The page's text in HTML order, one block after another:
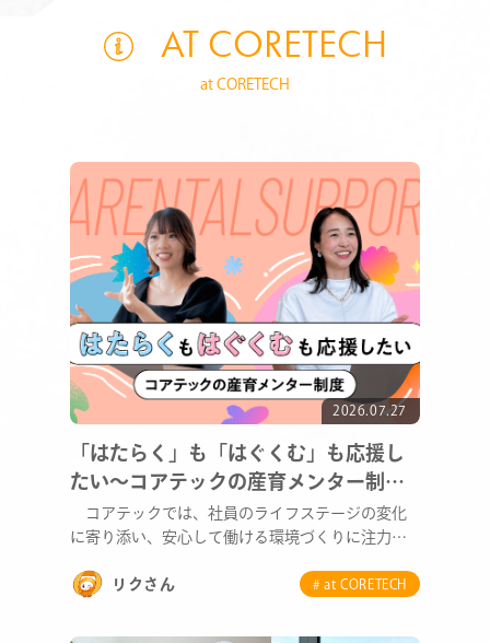
AT CORETECH
at CORETECH
2026.07.27
「はたらく」も「はぐくむ」も応援し
たい～コアテックの産育メンター制度
～
コアテックでは、社員のライフステージの変化
に寄り添い、安心して働ける環境づくりに注力し
リクさん
# at CORETECH